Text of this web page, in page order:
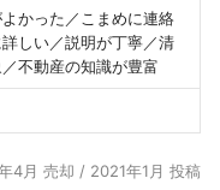
かった／こまめに連絡
しい／説明が丁寧／清
不動産の知識が豊富
4月 売却 / 2021年1月 投稿